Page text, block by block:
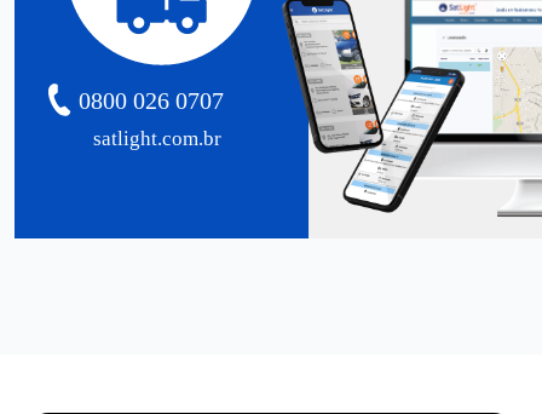
satlight.com.br
0800 026 0707